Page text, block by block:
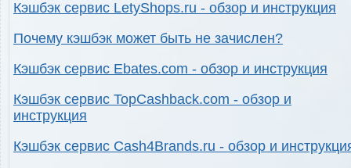
Кэшбэк сервис LetyShops.ru - обзор и инструкция
Почему кэшбэк может быть не зачислен?
Кэшбэк сервис Ebates.com - обзор и инструкция
Кэшбэк сервис TopCashback.com - обзор и
инструкция
Кэшбэк сервис Cash4Brands.ru - обзор и